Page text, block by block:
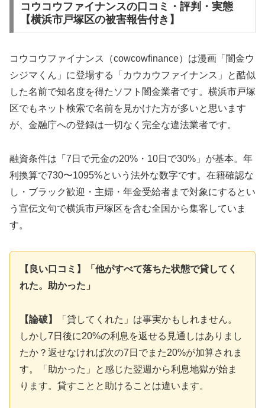
コウコウファイナンスの口コミ・評判・実態
【横浜市戸塚区の被害報告付き】
コウコウファイナンス（cowcowfinance）は漫画「闇金ウ
シジマくん」に登場する「カウカウファイナンス」と酷似
した名前で知名度を得たソフト闇金業者です。横浜市戸塚
区でもネット検索で名前を見かけた方が多いと思います
が、金融庁への登録は一切なく完全な違法業者です。
融資条件は「7日で元金の20%・10日で30%」が基本。年
利換算で730〜1095%という法外な数字です。在籍確認な
し・ブラック歓迎・主婦・年金受給者まで対象にするとい
う宣伝文句で横浜市戸塚区を含む全国から集客していま
す。
【良い口コミ】「他がすべて落ちた状態で貸してく
れた。助かった」
【論破】
「貸してくれた」は事実かもしれません。
しかし7日後に20%の利息を返せる見通しはありまし
たか？返せなければ次の7日でまた20%が加算されま
す。「助かった」と感じた翌週から利息地獄が始ま
ります。貸すことと助けることは違います。